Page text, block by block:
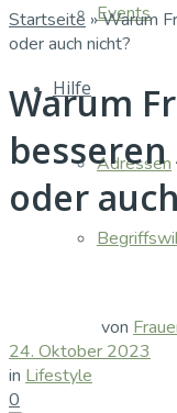
Events
Hilfe
Adressen
Startseite »Warum
oder auch nicht?
Warum
oder
von
24. Oktober 2023
in Lifestyle
0